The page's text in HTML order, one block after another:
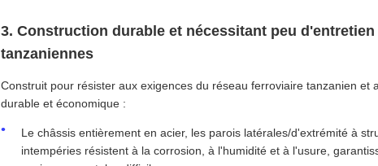
3. Construction durable et nécessitant peu
tanzaniennes
Construit pour résister aux exigences du réseau ferroviaire tanzanien et
durable et économique :
Le châssis entièrement en acier, les parois latérales/d'extrémité à
intempéries résistent à la corrosion, à l'humidité et à l'usure,